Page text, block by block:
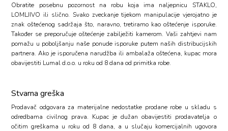
Obratite posebnu pozornost na robu koja ima naljepnicu STAKLO,
LOMLJIVO ili slično. Svako zveckanje tijekom manipulacije vjerojatno je
znak oštećenog sadržaja što, naravno, tretiramo kao oštećenje isporuke.
Također se preporučuje oštećenje zabilježiti kamerom. Vaši zahtjevi nam
pomažu u poboljšanju naše ponude isporuke putem naših distribucijskih
partnera. Ako je isporučena narudžba ili ambalaža oštećena, kupac mora
obavijestiti Lumal d.o.o. u roku od 8 dana od primitka robe.
Stvarna greška
Prodavač odgovara za materijalne nedostatke prodane robe u skladu s
odredbama civilnog prava. Kupac je dužan obavijestiti prodavatelja o
očitim greškama u roku od 8 dana, a u slučaju komercijalnih ugovora